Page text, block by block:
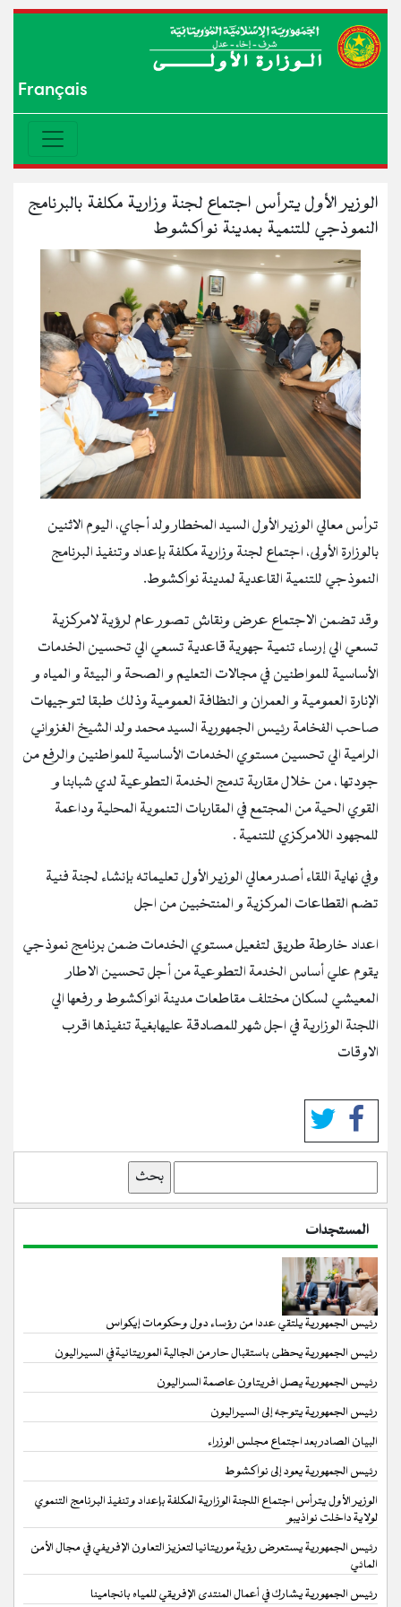
Français
الوزير الأول يترأس اجتماع لجنة وزارية مكلفة بالبرنامج
النموذجي للتنمية بمدينة نواكشوط
ترأس معالي الوزير الأول السيد المخطار ولد أجاي، اليوم الاثنين
بالوزارة الأولى، اجتماع لجنة وزارية مكلفة بإعداد وتنفيذ البرنامج
النموذجي للتنمية القاعدية لمدينة نواكشوط.
وقد تضمن الاجتماع عرض ونقاش تصور عام لرؤية لامركزية
تسعي الي إرساء تنمية جهوية قاعدية تسعي الي تحسين الخدمات
الأساسية للمواطنين في مجالات التعليم و الصحة و البيئة و المياه و
الإنارة العمومية و العمران و النظافة العمومية وذلك طبقا لتوجيهات
صاحب الفخامة رئيس الجمهورية السيد محمد ولد الشيخ الغزواني
الرامية الي تحسين مستوي الخدمات الأساسية للمواطنين والرفع من
جودتها ، من خلال مقاربة تدمج الخدمة التطوعية لدي شبابنا و
القوي الحية من المجتمع في المقاربات التنموية المحلية وداعمة
للمجهود اللامركزي للتنمية .
وفي نهاية اللقاء أصدر معالي الوزير الأول تعليماته بإنشاء لجنة فنية
تضم القطاعات المركزية و المنتخبين من اجل
اعداد خارطة طريق لتفعيل مستوي الخدمات ضمن برنامج نموذجي
يقوم علي أساس الخدمة التطوعية من أجل تحسين الاطار
المعيشي لسكان مختلف مقاطعات مدينة انواكشوط و رفعها الي
اللجنة الوزارية في اجل شهر للمصادقة عليهابغية تنفيذها اقرب
الاوقات
المستجدات
رئيس الجمهورية يلتقي عددا من رؤساء دول وحكومات إيكواس
رئيس الجمهورية يحظى باستقبال حار من الجالية الموريتانية في السيراليون
رئيس الجمهورية يصل افريتاون عاصمة السراليون
رئيس الجمهورية يتوجه إلى السيراليون
البيان الصادر بعد اجتماع مجلس الوزراء
رئيس الجمهورية يعود إلى نواكشوط
الوزير الأول يترأس اجتماع اللجنة الوزارية المكلفة بإعداد وتنفيذ البرنامج التنموي
لولاية داخلت نواذيبو
رئيس الجمهورية يستعرض رؤية موريتانيا لتعزيز التعاون الإفريفي في مجال الأمن
المائي
رئيس الجمهورية يشارك في أعمال المنتدى الإفريقي للمياه بانجامينا